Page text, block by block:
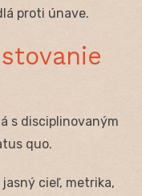
proti únave.
s disciplinovaným
quo.
jasný cieľ, metrika,